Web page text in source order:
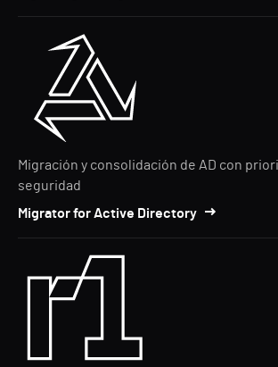
Migración y consolidación de AD con
seguridad
Migrator for Active Directory